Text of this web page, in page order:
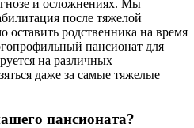
и осложнениях. Мы
после тяжелой
оставить родственника на время
пансионат для
на различных
даже за самые тяжелые
пансионата?